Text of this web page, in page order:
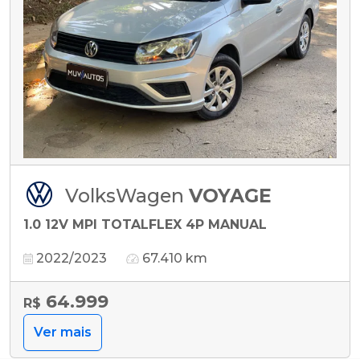
VolksWagen VOYAGE
1.0 12V MPI TOTALFLEX 4P MANUAL
2022/2023 67.410 km
R$ 64.999
Ver mais